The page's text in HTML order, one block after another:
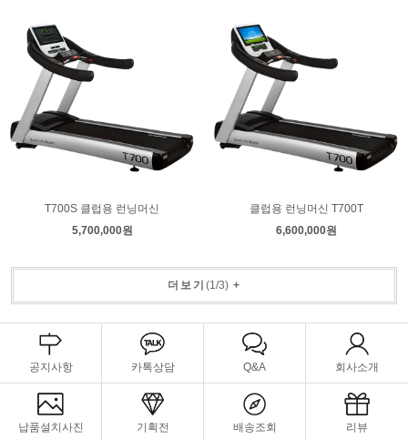
T700S 클럽용 런닝머신
5,700,000원
클럽용 런닝머신 T700T
6,600,000원
더보기 (1/3)+
공지사항 카톡상담 Q&A 회사소개
납품설치사진 기획전 배송조회 리뷰